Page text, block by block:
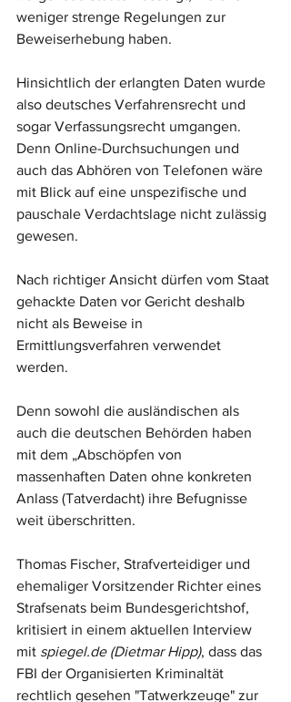
weniger strenge Regelungen zur
Beweiserhebung haben.
Hinsichtlich der erlangten Daten wurde
also deutsches Verfahrensrecht und
sogar Verfassungsrecht umgangen.
Denn Online-Durchsuchungen und
auch das Abhören von Telefonen wäre
mit Blick auf eine unspezifische und
pauschale Verdachtslage nicht zulässig
gewesen.
Nach richtiger Ansicht dürfen vom Staat
gehackte Daten vor Gericht deshalb
nicht als Beweise in
Ermittlungsverfahren verwendet
werden.
Denn sowohl die ausländischen als
auch die deutschen Behörden haben
mit dem „Abschöpfen von
massenhaften Daten ohne konkreten
Anlass (Tatverdacht) ihre Befugnisse
weit überschritten.
Thomas Fischer, Strafverteidiger und
ehemaliger Vorsitzender Richter eines
Strafsenats beim Bundesgerichtshof,
kritisiert in einem aktuellen Interview
mit spiegel.de (Dietmar Hipp), dass das
FBI der Organisierten Kriminaltät
rechtlich gesehen "Tatwerkzeuge" zur